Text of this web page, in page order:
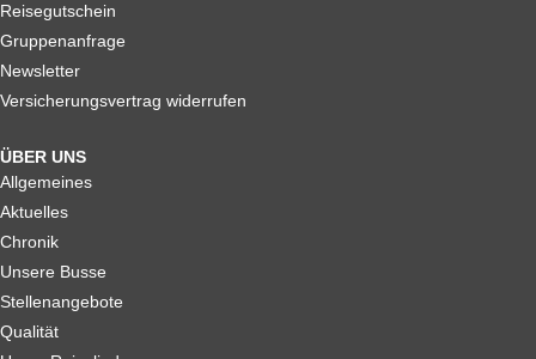
Reisegutschein
Gruppenanfrage
Newsletter
Versicherungsvertrag widerrufen
ÜBER UNS
Allgemeines
Aktuelles
Chronik
Unsere Busse
Stellenangebote
Qualität